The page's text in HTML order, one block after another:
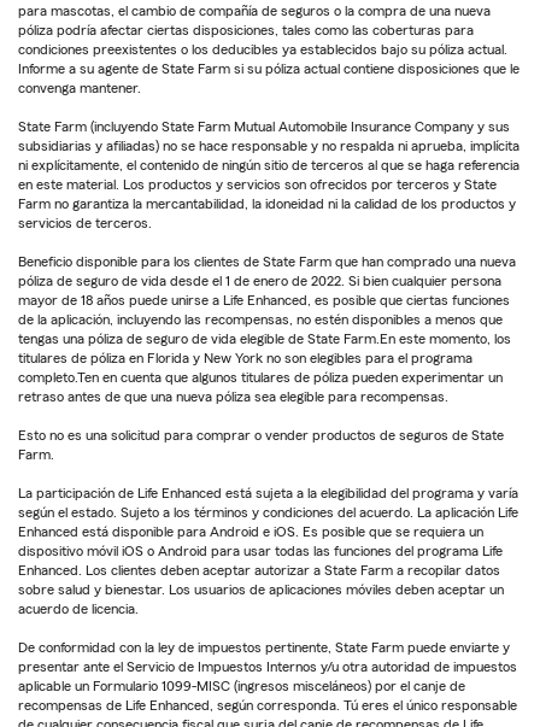
para mascotas, el cambio de compañía de seguros o la compra de una nueva
póliza podría afectar ciertas disposiciones, tales como las coberturas para
condiciones preexistentes o los deducibles ya establecidos bajo su póliza actual.
Informe a su agente de State Farm si su póliza actual contiene disposiciones que le
convenga mantener.
State Farm (incluyendo State Farm Mutual Automobile Insurance Company y sus
subsidiarias y afiliadas) no se hace responsable y no respalda ni aprueba, implícita
ni explícitamente, el contenido de ningún sitio de terceros al que se haga referencia
en este material. Los productos y servicios son ofrecidos por terceros y State
Farm no garantiza la mercantabilidad, la idoneidad ni la calidad de los productos y
servicios de terceros.
Beneficio disponible para los clientes de State Farm que han comprado una nueva
póliza de seguro de vida desde el 1 de enero de 2022. Si bien cualquier persona
mayor de 18 años puede unirse a Life Enhanced, es posible que ciertas funciones
de la aplicación, incluyendo las recompensas, no estén disponibles a menos que
tengas una póliza de seguro de vida elegible de State Farm.En este momento, los
titulares de póliza en Florida y New York no son elegibles para el programa
completo.Ten en cuenta que algunos titulares de póliza pueden experimentar un
retraso antes de que una nueva póliza sea elegible para recompensas.
Esto no es una solicitud para comprar o vender productos de seguros de State
Farm.
La participación de Life Enhanced está sujeta a la elegibilidad del programa y varía
según el estado. Sujeto a los términos y condiciones del acuerdo. La aplicación Life
Enhanced está disponible para Android e iOS. Es posible que se requiera un
dispositivo móvil iOS o Android para usar todas las funciones del programa Life
Enhanced. Los clientes deben aceptar autorizar a State Farm a recopilar datos
sobre salud y bienestar. Los usuarios de aplicaciones móviles deben aceptar un
acuerdo de licencia.
De conformidad con la ley de impuestos pertinente, State Farm puede enviarte y
presentar ante el Servicio de Impuestos Internos y/u otra autoridad de impuestos
aplicable un Formulario 1099-MISC (ingresos misceláneos) por el canje de
recompensas de Life Enhanced, según corresponda. Tú eres el único responsable